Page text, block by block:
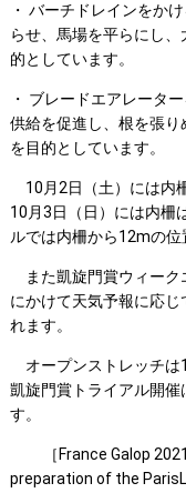
・ バーチドレインをか
らせ、馬場を平らにし
的としています。
・ ブレードエアレータ
供給を促進し、根を張り
を目的としています。
10月2日（土）には内
10月3日（日）には内柵
ルでは内柵から12mの位
また凱旋門賞ウィーク
にかけて天気予報に応
れます。
オープンストレッチは
凱旋門賞トライアル開催
す。
［France Galop
preparation of the